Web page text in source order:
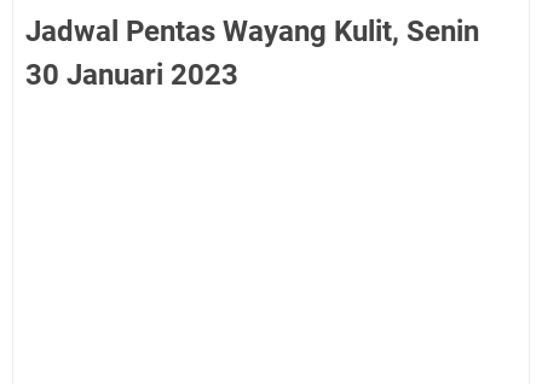
Jadwal Pentas Wayang Kulit, Senin
30 Januari 2023